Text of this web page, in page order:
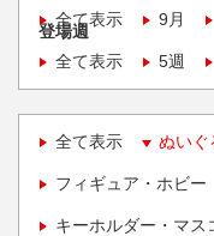
全て表示
9月
登場週
全て表示
5週
全て表示 ぬいぐ
フィギュア・ホビー
キーホルダー・マス